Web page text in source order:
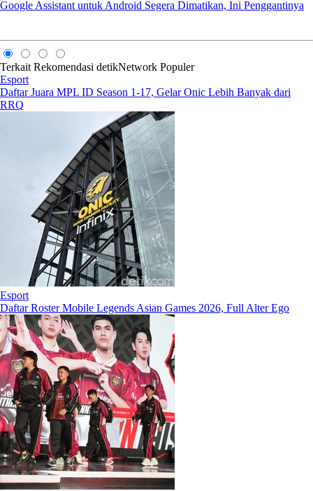
Google Assistant untuk Android Segera Dimatikan, Ini Penggantinya
Terkait Rekomendasi detikNetwork Populer
Esport
Daftar Juara MPL ID Season 1-17, Gelar Onic Lebih Banyak dari
RRQ
Esport
Daftar Roster Mobile Legends Asian Games 2026, Full Alter Ego